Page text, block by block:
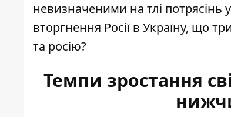
невизначеними на тлі потрясінь
вторгнення Росії в Україну, що
та росію?
Темпи зростання